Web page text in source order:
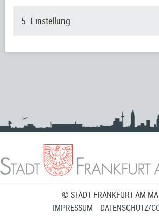
5. Einstellung
© STADT FRANKFURT AM
IMPRESSUM
DATENSCHUTZ/